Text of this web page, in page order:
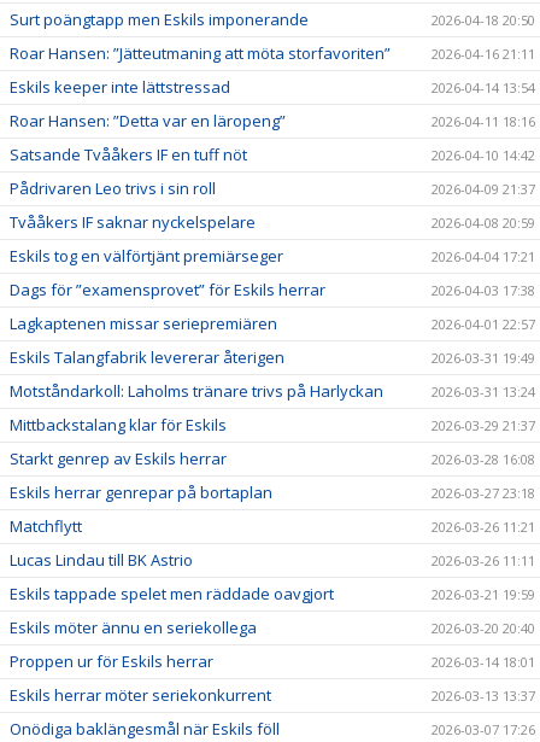
Surt poängtapp men Eskils imponerande 2026-04-18 20:50
Roar Hansen: ”Jätteutmaning att möta storfavoriten” 2026-04-16 21:11
Eskils keeper inte lättstressad 2026-04-14 13:54
Roar Hansen: ”Detta var en läropeng” 2026-04-11 18:16
Satsande Tvååkers IF en tuff nöt 2026-04-10 14:42
Pådrivaren Leo trivs i sin roll 2026-04-09 21:37
Tvååkers IF saknar nyckelspelare 2026-04-08 20:59
Eskils tog en välförtjänt premiärseger 2026-04-04 17:21
Dags för ”examensprovet” för Eskils herrar 2026-04-03 17:38
Lagkaptenen missar seriepremiären 2026-04-01 22:57
Eskils Talangfabrik levererar återigen 2026-03-31 19:49
Motståndarkoll: Laholms tränare trivs på Harlyckan 2026-03-31 13:24
Mittbackstalang klar för Eskils 2026-03-29 21:37
Starkt genrep av Eskils herrar 2026-03-28 16:08
Eskils herrar genrepar på bortaplan 2026-03-27 23:18
Matchflytt 2026-03-26 11:21
Lucas Lindau till BK Astrio 2026-03-26 11:11
Eskils tappade spelet men räddade oavgjort 2026-03-21 19:59
Eskils möter ännu en seriekollega 2026-03-20 20:40
Proppen ur för Eskils herrar 2026-03-14 18:01
Eskils herrar möter seriekonkurrent 2026-03-13 13:37
Onödiga baklängesmål när Eskils föll 2026-03-07 17:26